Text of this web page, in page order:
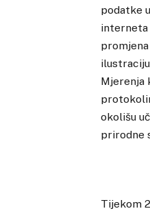
podatke
interneta
Mjerenja
okolišu
prirodne
Tijekom